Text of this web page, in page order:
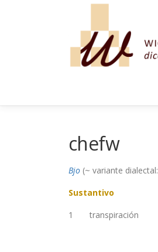
chefw
Bjo (~ variante dialectal:
Sustantivo
1
transpiración